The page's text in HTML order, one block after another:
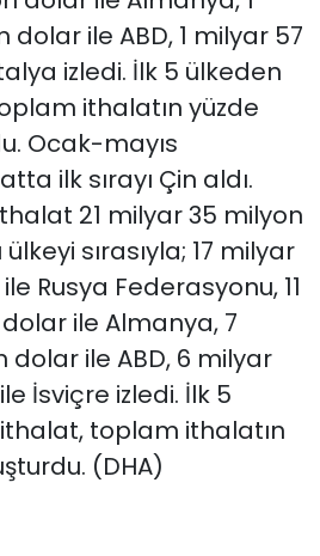
dolar ile ABD, 1 milyar 57
izledi. İlk 5 ülkeden
ithalatın yüzde
Ocak-mayıs
ilk sırayı Çin aldı.
21 milyar 35 milyon
sırasıyla; 17 milyar
Rusya Federasyonu, 11
ile Almanya, 7
dolar ile ABD, 6 milyar
İsviçre izledi. İlk 5
toplam ithalatın
(DHA)